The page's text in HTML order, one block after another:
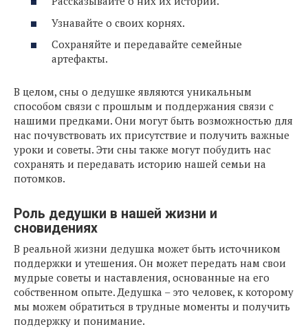
Узнавайте о своих корнях.
Сохраняйте и передавайте семейные
артефакты.
В целом, сны о дедушке являются уникальным
способом связи с прошлым и поддержания связи с
нашими предками. Они могут быть возможностью для
нас почувствовать их присутствие и получить важные
уроки и советы. Эти сны также могут побудить нас
сохранять и передавать историю нашей семьи на
потомков.
Роль дедушки в нашей жизни и
сновидениях
В реальной жизни дедушка может быть источником
поддержки и утешения. Он может передать нам свои
мудрые советы и наставления, основанные на его
собственном опыте. Дедушка – это человек, к которому
мы можем обратиться в трудные моменты и получить
поддержку и понимание.